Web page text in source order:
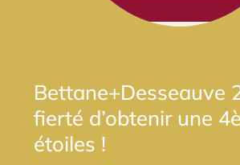
Bettane+Desseauve
fierté d’obtenir une
étoiles !